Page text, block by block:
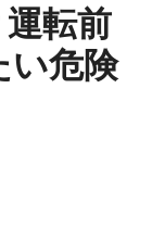
転前
い危険